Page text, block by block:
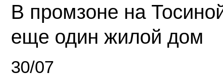
В промзоне на
еще один жилой дом
30/07